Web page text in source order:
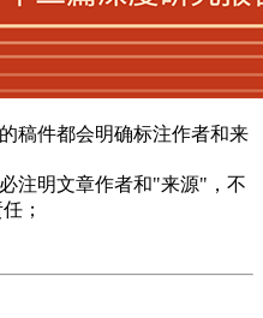
稿件都会明确标注作者和来
注明文章作者和"来源"，不
；